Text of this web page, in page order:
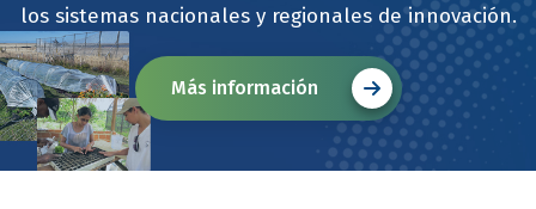
los sistemas nacionales y regionales de innovación.
Más información